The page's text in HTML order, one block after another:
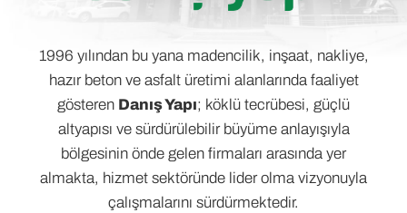
1996 yılından bu yana madencilik, inşaat, nakliye,
hazır beton ve asfalt üretimi alanlarında faaliyet
gösteren Danış Yapı; köklü tecrübesi, güçlü
altyapısı ve sürdürülebilir büyüme anlayışıyla
bölgesinin önde gelen firmaları arasında yer
almakta, hizmet sektöründe lider olma vizyonuyla
çalışmalarını sürdürmektedir.